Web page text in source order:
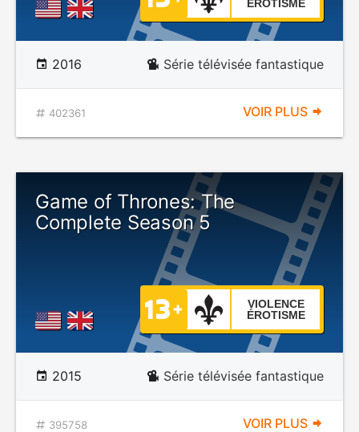
ÉROTISME
2016 Série télévisée fantastique
402361 VOIR PLUS
Game of Thrones: The
Complete Season 5
VIOLENCE
ÉROTISME
2015 Série télévisée fantastique
395758 VOIR PLUS